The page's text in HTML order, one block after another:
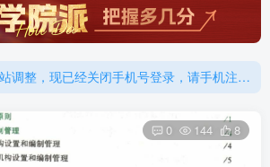
更新提示：已经更新部分机构主观题法考资料，推荐厚大的考点清单，高清版，特别适合学习！
0 144 8